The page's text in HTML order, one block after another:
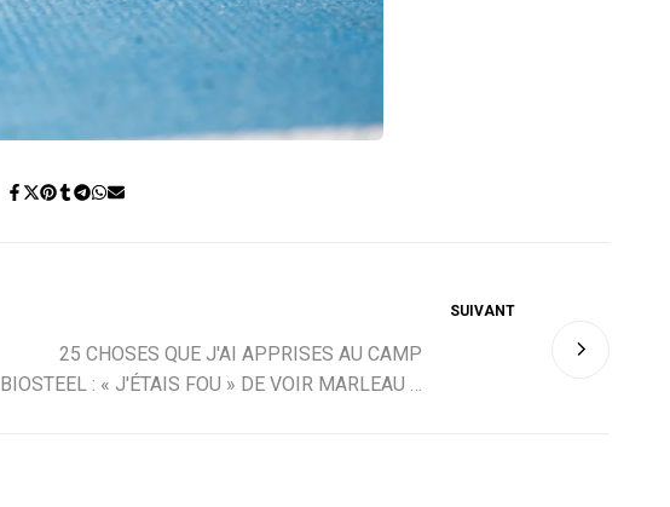
SUIVANT
25 CHOSES QUE J'AI APPRISES AU CAMP
BIOSTEEL : « J'ÉTAIS FOU » DE VOIR MARLEAU À